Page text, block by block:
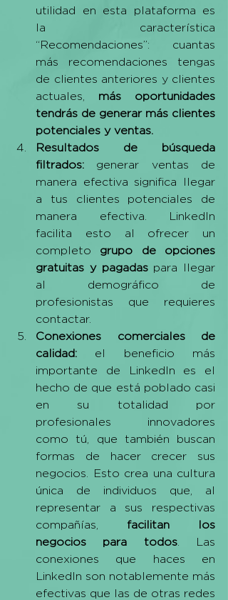
utilidad en esta plataforma es
la característica
“Recomendaciones”: cuantas
más recomendaciones tengas
de clientes anteriores y clientes
actuales, más oportunidades
tendrás de generar más clientes
potenciales y ventas.
Resultados de búsqueda
filtrados: generar ventas de
manera efectiva significa llegar
a tus clientes potenciales de
manera efectiva. LinkedIn
facilita esto al ofrecer un
completo grupo de opciones
gratuitas y pagadas para llegar
al demográfico de
profesionistas que requieres
contactar.
Conexiones comerciales de
calidad: el beneficio más
importante de LinkedIn es el
hecho de que está poblado casi
en su totalidad por
profesionales innovadores
como tú, que también buscan
formas de hacer crecer sus
negocios. Esto crea una cultura
única de individuos que, al
representar a sus respectivas
compañías, facilitan los
negocios para todos. Las
conexiones que haces en
LinkedIn son notablemente más
efectivas que las de otras redes